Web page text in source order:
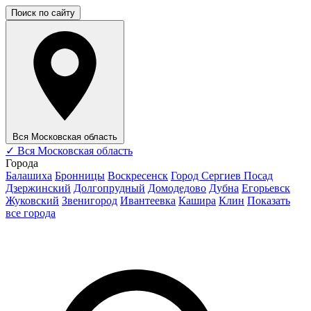
Поиск по сайту
Вся Московская область
✓ Вся Московская область
Города
Балашиха Бронницы Воскресенск Город Сергиев Посад
Дзержинский Долгопрудный Домодедово Дубна Егорьевск
Жуковский Звенигород Ивантеевка Кашира Клин Показать
все города